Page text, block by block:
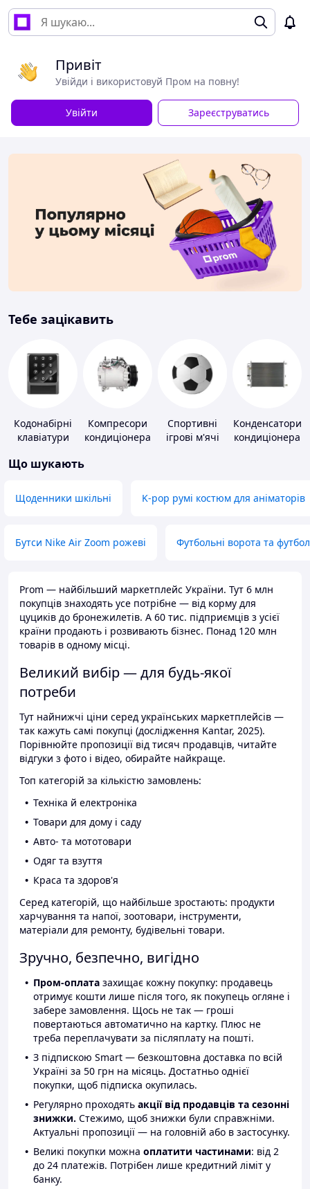
Привіт
Увійди і використовуй Пром на повну!
Увійти Зареєструватись
Тебе зацікавить
Кодонабірні
клавіатури
Компресори
кондиціонера
Спортивні
ігрові м'ячі
Конденсатори
кондиціонера
Що шукають
Щоденники шкільні K-pop румі костюм для аніматорів
Бутси Nike Air Zoom рожеві Футбольні ворота та
Prom — найбільший маркетплейс України. Тут 6 млн
покупців знаходять усе потрібне — від корму для
цуциків до бронежилетів. А 60 тис. підприємців з усієї
країни продають і розвивають бізнес. Понад 120 млн
товарів в одному місці.
Великий вибір — для будь-якої
потреби
Тут найнижчі ціни серед українських маркетплейсів —
так кажуть самі покупці (дослідження Kantar, 2025).
Порівнюйте пропозиції від тисяч продавців, читайте
відгуки з фото і відео, обирайте найкраще.
Топ категорій за кількістю замовлень:
Техніка й електроніка
Товари для дому і саду
Авто- та мототовари
Одяг та взуття
Краса та здоров'я
Серед категорій, що найбільше зростають: продукти
харчування та напої, зоотовари, інструменти,
матеріали для ремонту, будівельні товари.
Зручно, безпечно, вигідно
Пром-оплата захищає кожну покупку: продавець
отримує кошти лише після того, як покупець огляне і
забере замовлення. Щось не так — гроші
повертаються автоматично на картку. Плюс не
треба переплачувати за післяплату на пошті.
З підпискою Smart — безкоштовна доставка по всій
Україні за 50 грн на місяць. Достатньо однієї
покупки, щоб підписка окупилась.
Регулярно проходять акції від продавців та сезонні
знижки. Стежимо, щоб знижки були справжніми.
Актуальні пропозиції — на головній або в застосунку.
Великі покупки можна оплатити частинами: від 2
до 24 платежів. Потрібен лише кредитний ліміт у
банку.